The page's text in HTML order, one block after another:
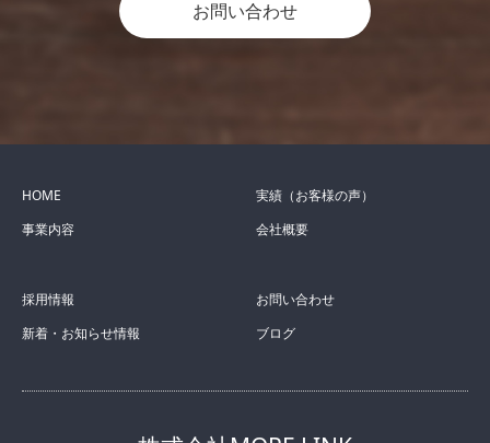
お問い合わせ
HOME
事業内容
実績（お客様の声）
会社概要
採用情報
新着・お知らせ情報
お問い合わせ
ブログ